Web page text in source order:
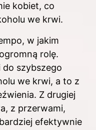
kobiet, co
we krwi.
w jakim
rolę.
do szybszego
we krwi, a to z
Z drugiej
z przerwami,
efektywnie